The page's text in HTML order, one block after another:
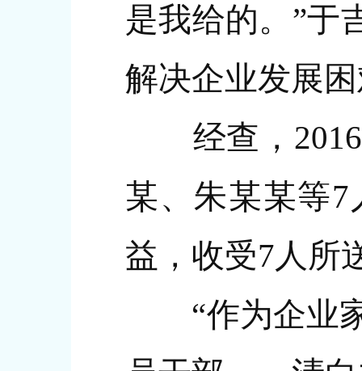
是我给的。”于
解决企业发展
经查，2016
某、朱某某等
益，收受7人所
“作为企业家